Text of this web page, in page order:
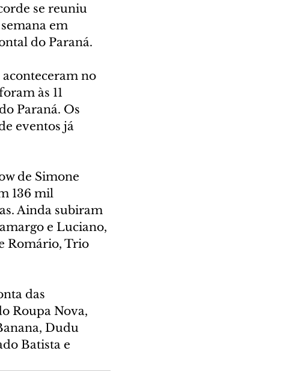
se reuniu
em
do Paraná.
aconteceram no
às 11
Paraná. Os
eventos já
de Simone
136 mil
Ainda subiram
e Luciano,
Romário, Trio
das
Roupa Nova,
Dudu
Batista e